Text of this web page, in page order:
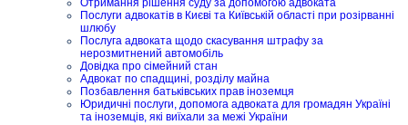
Отримання рішення суду за допомогою адвоката
Послуги адвокатів в Києві та Київській області при розірванні
шлюбу
Послуга адвоката щодо скасування штрафу за
нерозмитнений автомобіль
Довідка про сімейний стан
Адвокат по спадщині, розділу майна
Позбавлення батьківських прав іноземця
Юридичні послуги, допомога адвоката для громадян Україні
та іноземців, які виїхали за межі України